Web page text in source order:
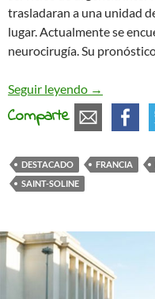
trasladaran a una unidad
lugar. Actualmente se
neurocirugía. Su
Seguir leyendo →
Comparte
DESTACADO FRANCIA
SAINT-SOLINE